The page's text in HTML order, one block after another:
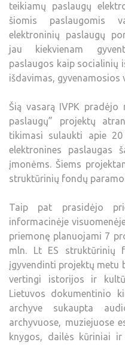
teikiamų paslaugų
šiomis paslaugomis
elektroninių paslaugų
jau kiekvienam
paslaugos kaip socialinių
išdavimas, gyvenamosios
Šią vasarą IVPK pradėjo
paslaugų” projektų
tikimasi sulaukti apie
elektronines paslaugas
įmonėms. Šiems
struktūrinių fondų
Taip pat prasidėjo
informacinėje
priemonę planuojami 7
mln. Lt ES struktūrinių
įgyvendinti projektų metu
vertingi istorijos ir
Lietuvos dokumentinio
archyve sukaupta
archyvuose, muziejuose
knygos, dailės kūriniai